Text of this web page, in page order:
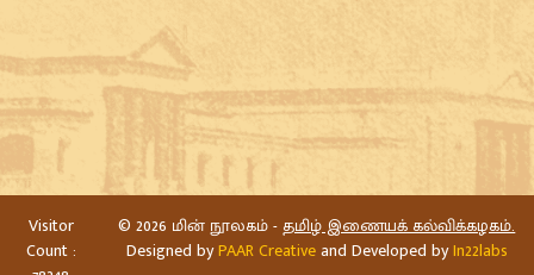
Visitor
Count :
©2026 மின் நூலகம் -தமிழ் இணையக் கல்விக்கழகம்.
Designed byPAAR Creativeand Developed byIn22labs